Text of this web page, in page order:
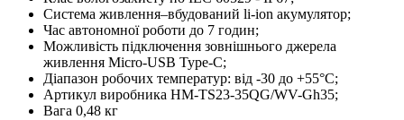
Система живлення–вбудований li-ion акумулятор;
Час автономної роботи до 7 годин;
Можливість підключення зовнішнього джерела
живлення Micro-USB Type-C;
Діапазон робочих температур: від -30 до +55°С;
Артикул виробника HM-TS23-35QG/WV-Gh35;
Вага 0,48 кг